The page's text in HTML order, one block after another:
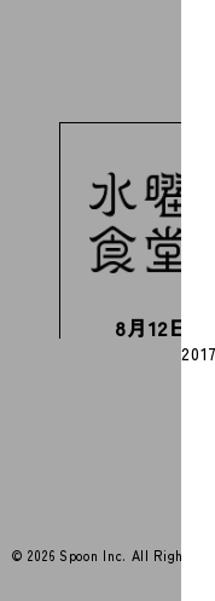
8月12日(
© 2026 Spoon Inc. All Rights